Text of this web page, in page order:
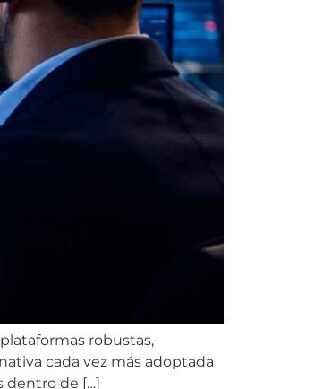
robustas,
cada vez más adoptada
dentro de […]